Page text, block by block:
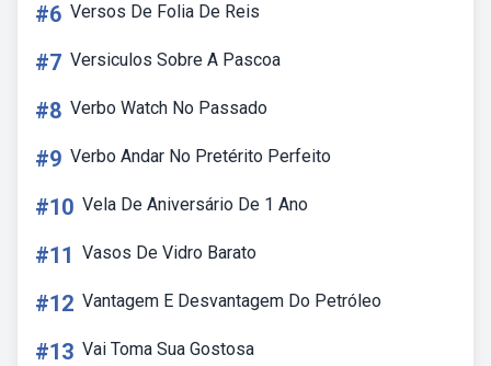
#6 Versos De Folia De Reis
#7 Versiculos Sobre A Pascoa
#8 Verbo Watch No Passado
#9 Verbo Andar No Pretérito Perfeito
#10 Vela De Aniversário De 1 Ano
#11 Vasos De Vidro Barato
#12 Vantagem E Desvantagem Do Petróleo
#13 Vai Toma Sua Gostosa